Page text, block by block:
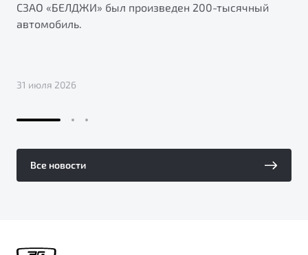
СЗАО «БЕЛДЖИ» был произведен 200-тысячный
автомобиль.
31 июля 2026
Все новости